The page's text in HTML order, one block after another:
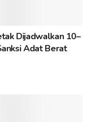
Dijadwalkan 10–
Adat Berat